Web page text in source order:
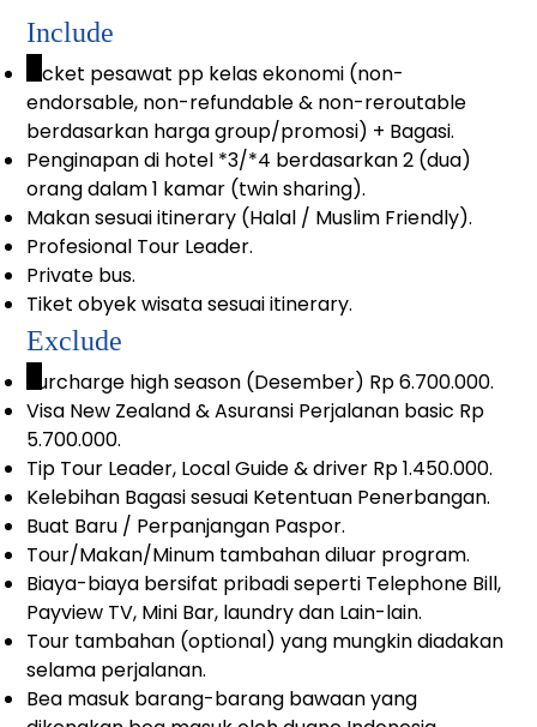
Include
_Ticket pesawat pp kelas ekonomi (non-
endorsable, non-refundable & non-reroutable
berdasarkan harga group/promosi) + Bagasi.
Penginapan di hotel *3/*4 berdasarkan 2 (dua)
orang dalam 1 kamar (twin sharing).
Makan sesuai itinerary (Halal / Muslim Friendly).
Profesional Tour Leader.
Private bus.
Tiket obyek wisata sesuai itinerary.
Exclude
Surcharge high season (Desember) Rp 6.700.000.
Visa New Zealand & Asuransi Perjalanan basic Rp
5.700.000.
Tip Tour Leader, Local Guide & driver Rp 1.450.000.
Kelebihan Bagasi sesuai Ketentuan Penerbangan.
Buat Baru / Perpanjangan Paspor.
Tour/Makan/Minum tambahan diluar program.
Biaya-biaya bersifat pribadi seperti Telephone Bill,
Payview TV, Mini Bar, laundry dan Lain-lain.
Tour tambahan (optional) yang mungkin diadakan
selama perjalanan.
Bea masuk barang-barang bawaan yang